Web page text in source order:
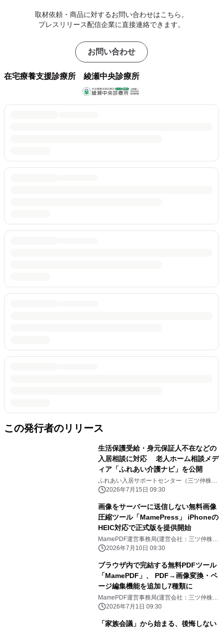
取材依頼・商品に対するお問い合わせはこちら。
プレスリリース配信企業に直接連絡できます。
お問い合わせ
在宅療養支援診療所 綾瀬中央診療所
この発行者のリリース
生活保護受給・身元保証人不在などの
入居相談に対応 老人ホーム相談メデ
ィア「ふれあい介護ナビ」を公開
ふれあい入居サポートセンター（三ツ仲株式
会社）
2026年7月15日 09:30
画像をサーバーに送信しない無料画像
圧縮ツール「MamePress」 iPhoneの
HEIC対応で正式版を提供開始
MamePDF運営事務局(運営会社：三ツ仲株式
会社)2026年7月10日 09:30
ブラウザ内で完結する無料PDFツール
「MamePDF」、 PDF→画像変換・ペ
ージ編集機能を追加し7種類に
MamePDF運営事務局(運営会社：三ツ仲株式
会社)2026年7月1日 09:30
「家族会議」から始まる、後悔しない